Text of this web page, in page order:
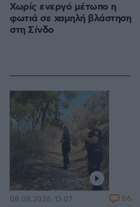
Χωρίς ενεργό μέτωπο η
φωτιά σε χαμηλή βλάστηση
στη Σίνδο
08.08.2026, 15:07 86